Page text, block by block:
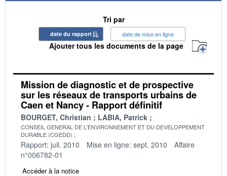
Tri par
date du rapport date de mise en ligne
Ajouter tous les documents de la page
Mission de diagnostic et de prospective
sur les réseaux de transports urbains de
Caen et Nancy - Rapport définitif
BOURGET, Christian LABIA, Patrick
CONSEIL GENERAL DE L'ENVIRONNEMENT ET DU DEVELOPPEMENT
DURABLE (CGEDD)
Rapport: juil. 2010 Mise en ligne: sept. 2010
Affaire
n°006782-01
Accéder à la notice